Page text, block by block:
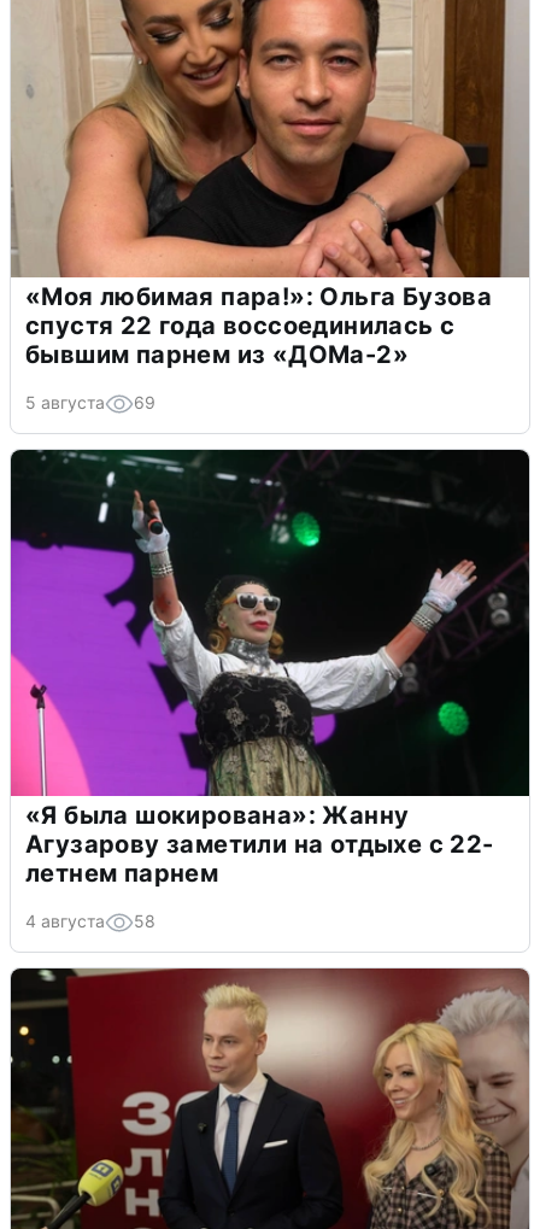
«Моя любимая пара!»: Ольга Бузова
спустя 22 года воссоединилась с
бывшим парнем из «ДОМа-2»
5 августа 69
«Я была шокирована»: Жанну
Агузарову заметили на отдыхе с 22-
летнем парнем
4 августа 58